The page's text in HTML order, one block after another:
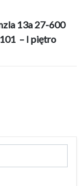
13a 27-600
– I piętro